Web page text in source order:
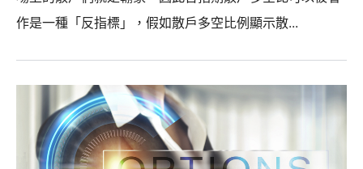
作是一種「反指標」，假如散戶多空比例顯示散...